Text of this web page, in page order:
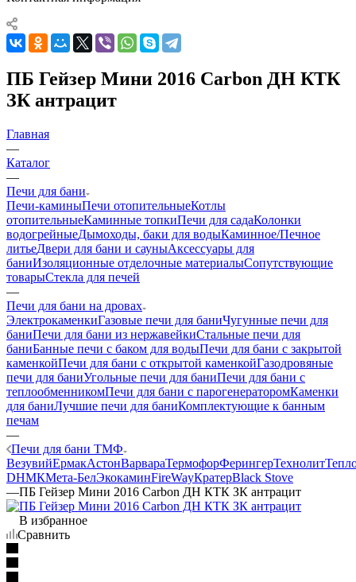
ПБ Гейзер Мини 2016 Carbon ДН КТК
ЗК антрацит
Главная
—
Каталог
—
Печи для бани
Печи-каминыПечи отопительныеКотлы
отопительныеКаминные топкиПечи для садаКолонки
водогрейныеДымоходы, баки для водыКаминное/Печное
литьеДвери для бани и сауныАксессуары для
баниИзоляционные отделочные материалыСопутствующие
товарыСтекла для печей
—
Печи для бани на дровах
ЭлектрокаменкиГазовые печи для баниЧугунные печи для
баниПечи для бани из нержавейкиСтальные печи для
баниБанные печи с баком для водыПечи для бани с закрытой
каменкойПечи для бани с открытой каменкойГазодровяные
печи для баниУгольные печи для баниПечи для бани с
теплообменникомПечи для бани с парогенераторомКаменки
для баниЛучшие печи для баниКомплектующие к банным
печам
—
Печи для бани ТМФ
ВезувийЕрмакАстонВарвараТермофорФерингерТехнолит
DНМКМета-БелЭкокаминFireWayКратерBlack Stove
—ПБ Гейзер Мини 2016 Carbon ДН КТК ЗК антрацит
В избранное
Сравнить